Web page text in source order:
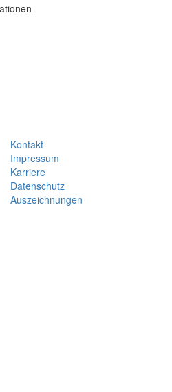
Kontakt
Impressum
Karriere
Datenschutz
Auszeichnungen